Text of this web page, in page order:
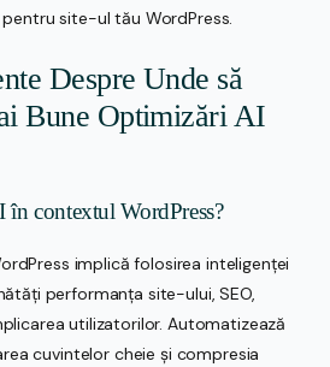
site-ul tău WordPress.
Despre Unde să
Bune Optimizări AI
în contextul WordPress?
implică folosirea inteligenței
performanța site-ului, SEO,
utilizatorilor. Automatizează
cuvintelor cheie și compresia